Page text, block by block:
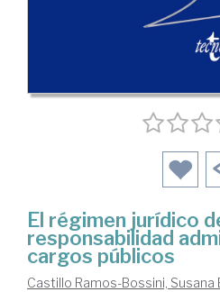
El régimen jurídico
responsabilidad
cargos públicos
Castillo Ramos-Bossini, Susana